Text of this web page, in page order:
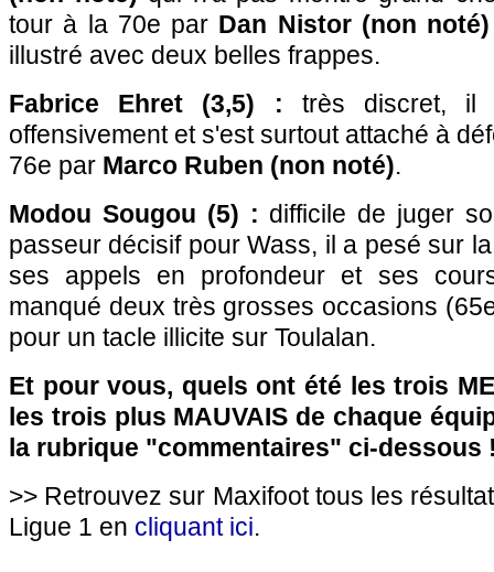
tour à la 70e par Dan Nistor (non noté)
illustré avec deux belles frappes.
Fabrice Ehret (3,5) : très discret,
offensivement et s'est surtout attaché à
76e par Marco Ruben (non noté).
Modou Sougou (5) : difficile de juger
passeur décisif pour Wass, il a pesé sur
ses appels en profondeur et ses
manqué deux très grosses occasions
pour un tacle illicite sur Toulalan.
Et pour vous, quels ont été les trois
les trois plus MAUVAIS de chaque
la rubrique "commentaires" ci-dessous
>> Retrouvez sur Maxifoot tous les
Ligue 1 en cliquant ici.